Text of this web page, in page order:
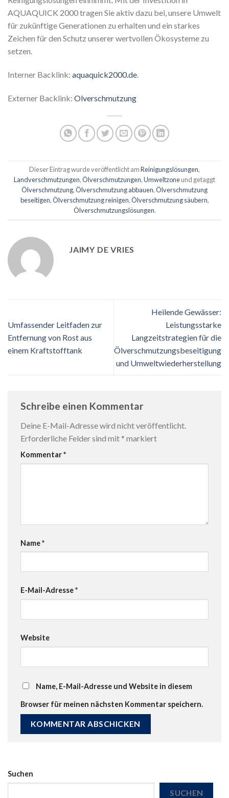
AQUAQUICK 2000 tragen Sie aktiv dazu bei, unsere Umwelt
für zukünftige Generationen zu erhalten und ein starkes
Zeichen für den Schutz unserer wertvollen Ökosysteme zu
setzen.
Interner Backlink: aquaquick2000.de.
Externer Backlink: Olverschmutzung
Dieser Eintrag wurde veröffentlicht amReinigungslösungen,
Landverschmutzungen,Ölverschmutzungen,Umweltzoneund getaggt
Ölverschmutzung,Ölverschmutzung abbauen,Ölverschmutzung
beseitigen,Ölverschmutzung reinigen,Ölverschmutzung säubern,
Ölverschmutzungslösungen.
JAIMY DE VRIES
Umfassender Leitfaden zur
Entfernung von Rost aus
einem Kraftstofftank
Heilende Gewässer:
Leistungsstarke
Langzeitstrategien für die
Ölverschmutzungsbeseitigung
und Umweltwiederherstellung
Schreibe einen Kommentar
Deine E-Mail-Adresse wird nicht veröffentlicht.
Erforderliche Felder sind mit * markiert
Kommentar*
Name*
E-Mail-Adresse*
Website
Name, E-Mail-Adresse und Website in diesem
Browser für meinen nächsten Kommentar speichern.
Suchen
SUCHEN